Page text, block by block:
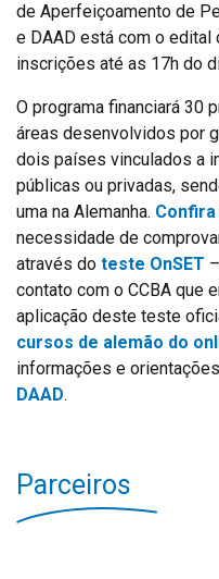
de Aperfeiçoamento de
e DAAD está com o
inscrições até as 17h do
O programa financiará 30
áreas desenvolvidos por
dois países vinculados a
públicas ou privadas,
uma na Alemanha. Confira
necessidade de
através do teste OnSET
contato com o CCBA que
aplicação deste teste
cursos de alemão do
informações e
DAAD.
Parceiros